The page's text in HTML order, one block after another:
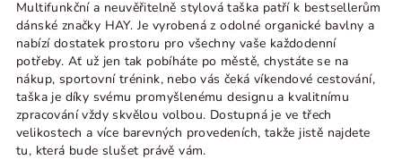
Multifunkční a neuvěřitelně stylová taška patří k bestsellerům
dánské značky HAY. Je vyrobená z odolné organické bavlny a
nabízí dostatek prostoru pro všechny vaše každodenní
potřeby. Ať už jen tak pobíháte po městě, chystáte se na
nákup, sportovní trénink, nebo vás čeká víkendové cestování,
taška je díky svému promyšlenému designu a kvalitnímu
zpracování vždy skvělou volbou. Dostupná je ve třech
velikostech a více barevných provedeních, takže jistě najdete
tu, která bude slušet právě vám.